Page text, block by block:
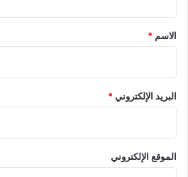
*
الاسم *
البريد الإلكتروني*
الموقع الإلكتروني